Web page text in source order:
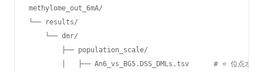
methylome_out_6mA/
└── results/
    └── dmr/
        ├── population_scale/
│   ├── An6_vs_BG5.DSS_DMLs.tsv      # ⭐ 位点水平